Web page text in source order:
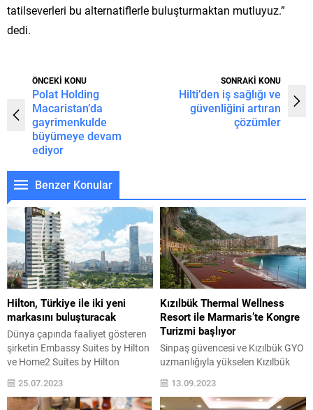
tatilseverleri bu alternatiflerle buluşturmaktan mutluyuz.”
dedi.
ÖNCEKİ KONU
Polat Holding
Macaristan’da
gayrimenkulde
büyümeye devam
ediyor
SONRAKİ KONU
Hilti’den iş sağlığı ve
güvenliğini artıran
çözümler
Benzer Konular
Hilton, Türkiye ile iki yeni
markasını buluşturacak
Dünya çapında faaliyet gösteren
şirketin Embassy Suites by Hilton
ve Home2 Suites by Hilton
markaları İstanbul’da konuklarını
ağırlayacak. Yeni markalarla,
Hilton’un ülkedeki mevcut ve plan
25.07.2023
Kızılbük Thermal Wellness
Resort ile Marmaris’te Kongre
Turizmi başlıyor
Sinpaş güvencesi ve Kızılbük GYO
uzmanlığıyla yükselen Kızılbük
Thermal Wellness Resort projesi,
balo ve konferans salonlarından
oluşan yaklaşık 950 kişi kapasiteli
13.09.2023